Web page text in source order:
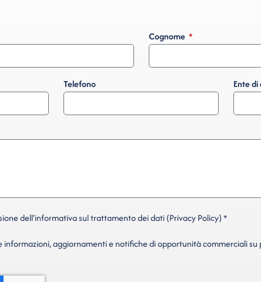
Cognome
Telefono Ente
dell'informativa sul trattamento dei dati (Privacy Policy) *
informazioni, aggiornamenti e notifiche di opportunità commerciali